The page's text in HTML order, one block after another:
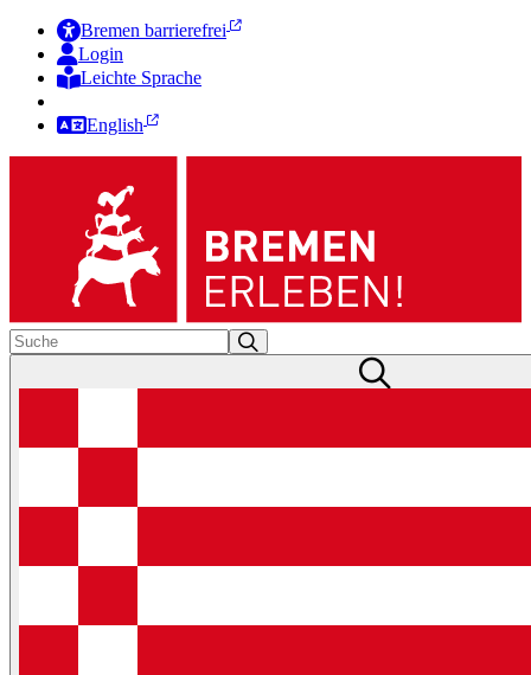
Bremen barrierefrei
Login
Leichte Sprache
English